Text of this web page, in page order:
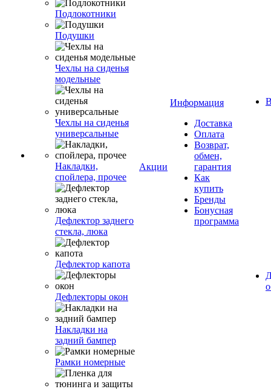
Подлокотники
Подушки
Чехлы на сиденья
модельные
Чехлы на сиденья
универсальные
Накладки,
спойлера, прочее
Дефлектор заднего
стекла, люка
Дефлектор капота
Дефлекторы окон
Накладки на
задний бампер
Рамки номерные
Акции
Информация
Доставка
Оплата
Возврат,
обмен,
гарантия
Как
купить
Бренды
Бонусная
программа